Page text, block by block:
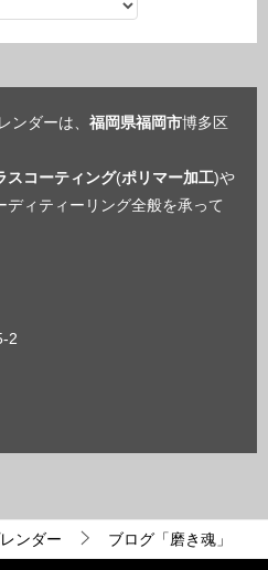
ンダーは、 福岡県福岡市博多区
スコーティング(ポリマー加工)や
ディティーリング全般を承って
2
ンダー ブログ「磨き魂」